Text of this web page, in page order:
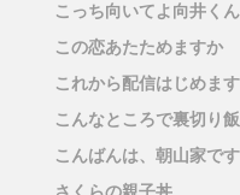
こっち向いてよ向井くん
この恋あたためますか
これから配信はじめます
こんなところで裏切り飯
こんばんは、朝山家です